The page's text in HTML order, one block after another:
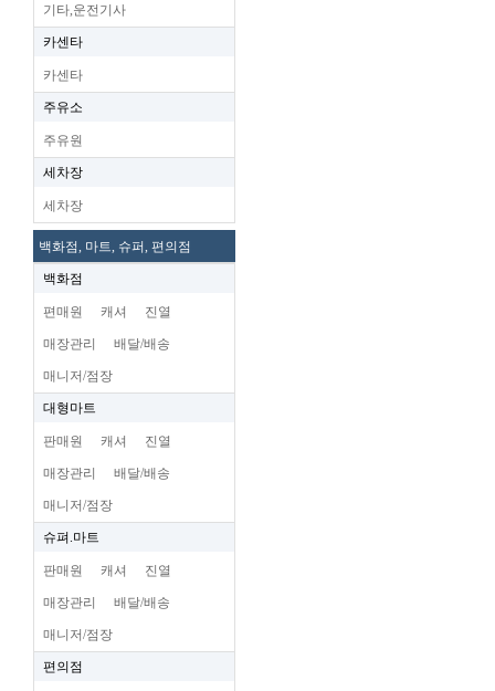
기타,운전기사
카센타
카센타
주유소
주유원
세차장
세차장
백화점, 마트, 슈퍼, 편의점
백화점
편매원 캐셔 진열
매장관리 배달/배송
매니저/점장
대형마트
판매원 캐셔 진열
매장관리 배달/배송
매니저/점장
슈펴.마트
판매원 캐셔 진열
매장관리 배달/배송
매니저/점장
편의점